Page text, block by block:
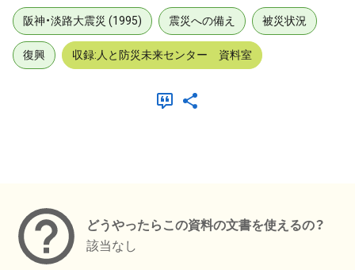
阪神・淡路大震災 (1995) 震災への備え 被災状況
復興 収録:人と防災未来センター 資料室
どうやったらこの資料の文書を使えるの？
該当なし